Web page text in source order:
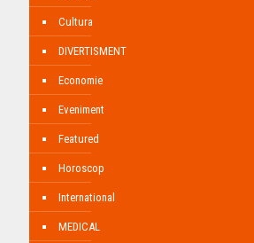
Cultura
DIVERTISMENT
Economie
Eveniment
Featured
Horoscop
International
MEDICAL